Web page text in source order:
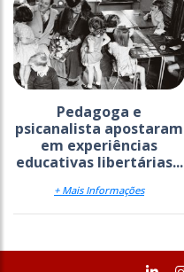
Pedagoga e
psicanalista apostaram
em experiências
educativas libertárias...
+ Mais Informações